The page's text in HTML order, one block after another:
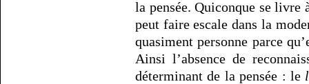
la pensée. Quiconque se livre
peut faire escale dans la
quasiment personne parce
Ainsi l’absence de
déterminant de la pensée : le